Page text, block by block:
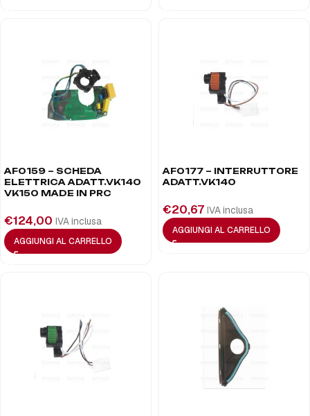
AF0159 – SCHEDA
ELETTRICA ADATT.VK140
VK150 MADE IN PRC
€124,00 IVA inclusa
AGGIUNGI AL CARRELLO
AF0177 – INTERRUTTORE
ADATT.VK140
€20,67 IVA inclusa
AGGIUNGI AL CARRELLO